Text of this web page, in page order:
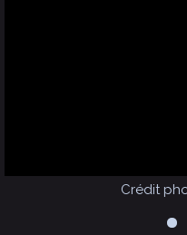
Crédit